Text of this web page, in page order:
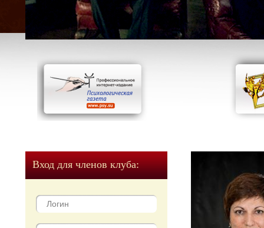
Вход для членов клуба: